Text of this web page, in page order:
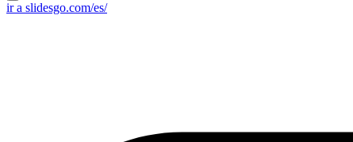
ir a slidesgo.com/es/